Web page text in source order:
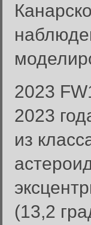
2023
2023
из
(13,2